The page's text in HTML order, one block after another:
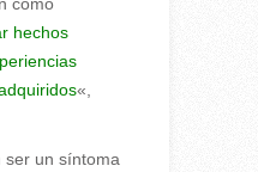
como
hechos
«,
ser un síntoma